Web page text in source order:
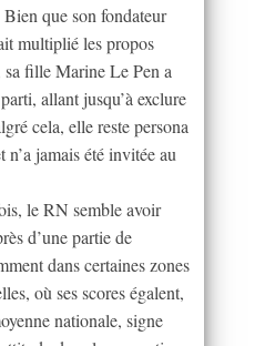
que son fondateur
multiplié les propos
sa fille Marine Le Pen a
allant jusqu’à exclure
cela, elle reste persona
n’a jamais été invitée au
le RN semble avoir
d’une partie de
dans certaines zones
où ses scores égalent,
nationale, signe